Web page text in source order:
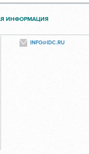
ИНФОРМАЦИЯ
INFO@IDC.RU